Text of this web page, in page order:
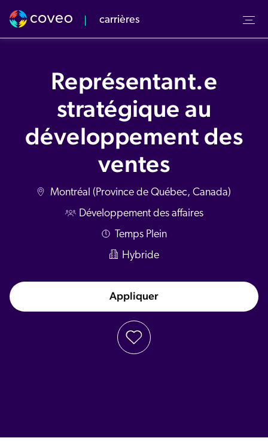
carrières
à venir
Commerciale
Représentant.e
stratégique au
développement des
ventes
Montréal (Province de Québec, Canada)
Développement des affaires
Temps Plein
Hybride
Appliquer